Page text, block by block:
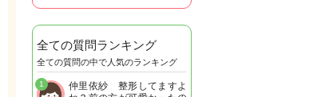
全ての質問ランキング
全ての質問の中で人気のランキング
仲里依紗 整形してますよ
1